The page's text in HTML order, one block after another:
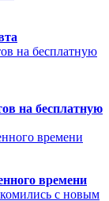
на бесплатную
времени